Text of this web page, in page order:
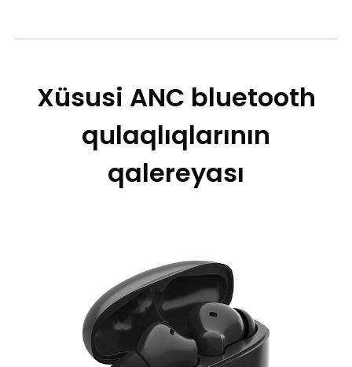
Xüsusi ANC bluetooth
qulaqlıqlarının
qalereyası